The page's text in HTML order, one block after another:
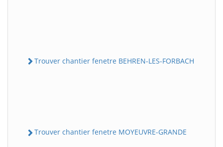
Trouver chantier fenetre BEHREN-LES-FORBACH
Trouver chantier fenetre MOYEUVRE-GRANDE